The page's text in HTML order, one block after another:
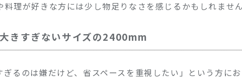
料理が好きな方には少し物足りなさを感じるかもしれません
きすぎないサイズの2400mm
ぎるのは嫌だけど、省スペースを重視したい」という方に